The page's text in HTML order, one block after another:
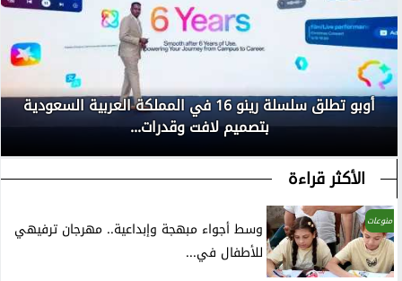
أوبو تطلق سلسلة رينو 16 في المملكة العربية السعودية
بتصميم لافت وقدرات...
الأكثر قراءة
منوعات
وسط أجواء مبهجة وإبداعية.. مهرجان ترفيهي
للأطفال في...